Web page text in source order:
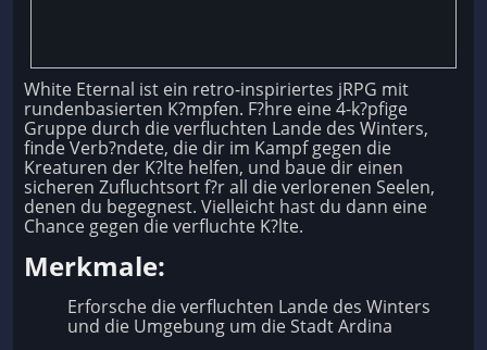
White Eternal ist ein retro-inspiriertes jRPG mit
rundenbasierten K?mpfen. F?hre eine 4-k?pfige
Gruppe durch die verfluchten Lande des Winters,
finde Verb?ndete, die dir im Kampf gegen die
Kreaturen der K?lte helfen, und baue dir einen
sicheren Zufluchtsort f?r all die verlorenen Seelen,
denen du begegnest. Vielleicht hast du dann eine
Chance gegen die verfluchte K?lte.
Merkmale:
Erforsche die verfluchten Lande des Winters
und die Umgebung um die Stadt Ardina